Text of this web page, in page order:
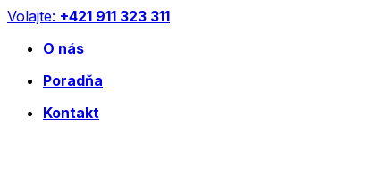
Preskočiť
obsah
Volajte: +421 911 323 311
O nás
Poradňa
Kontakt